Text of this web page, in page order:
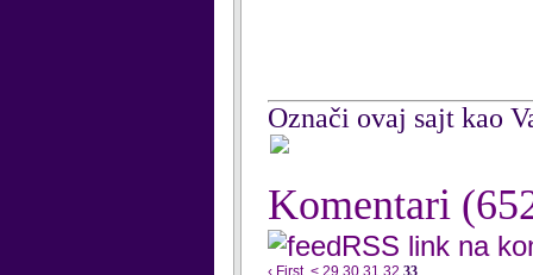
Označi ovaj sajt kao
Komentari
RSS link na
‹ First < 29 30 31 32 33